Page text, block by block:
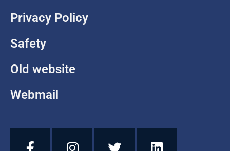
Privacy Policy
Safety
Old website
Webmail